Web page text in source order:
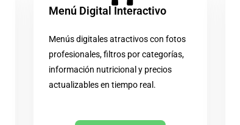
Menú Digital Interactivo
Menús digitales atractivos con fotos
profesionales, filtros por categorías,
información nutricional y precios
actualizables en tiempo real.